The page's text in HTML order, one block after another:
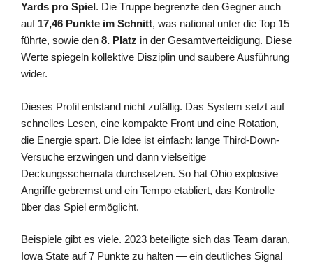
Yards pro Spiel. Die Truppe begrenzte den Gegner auch
auf 17,46 Punkte im Schnitt, was national unter die Top 15
führte, sowie den 8. Platz in der Gesamtverteidigung. Diese
Werte spiegeln kollektive Disziplin und saubere Ausführung
wider.
Dieses Profil entstand nicht zufällig. Das System setzt auf
schnelles Lesen, eine kompakte Front und eine Rotation,
die Energie spart. Die Idee ist einfach: lange Third-Down-
Versuche erzwingen und dann vielseitige
Deckungsschemata durchsetzen. So hat Ohio explosive
Angriffe gebremst und ein Tempo etabliert, das Kontrolle
über das Spiel ermöglicht.
Beispiele gibt es viele. 2023 beteiligte sich das Team daran,
Iowa State auf 7 Punkte zu halten — ein deutliches Signal